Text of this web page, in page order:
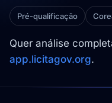
Pré-qualificação
Quer análise
app.licitagov.org.